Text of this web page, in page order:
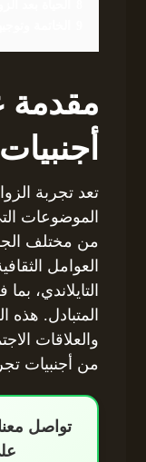
مقدمة
تعد تجربة
الموضوعات
من مختلف
العوامل
التايلاندي،
المتبادل. هذه
والعلاقات
من أجنبيات
تواصل